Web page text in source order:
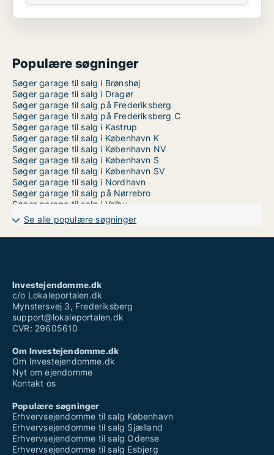
Populære søgninger
Søger garage til salg i Brønshøj
Søger garage til salg i Dragør
Søger garage til salg på Frederiksberg
Søger garage til salg på Frederiksberg C
Søger garage til salg i Kastrup
Søger garage til salg i København K
Søger garage til salg i København NV
Søger garage til salg i København S
Søger garage til salg i København SV
Søger garage til salg i Nordhavn
Søger garage til salg på Nørrebro
Søger garage til salg i Valby
Søger garage til salg i Vanløse
Søger garage til salg på Vesterbro
Søger garage til salg i Ørestad
Se alle populære søgninger
Investejendomme.dk
c/o Lokaleportalen.dk
Mynstersvej 3, Frederiksberg
support@lokaleportalen.dk
CVR: 29605610
Om Investejendomme.dk
Om Investejendomme.dk
Nyt om ejendomme
Kontakt os
Populære søgninger
Erhvervsejendomme til salg København
Erhvervsejendomme til salg Sjælland
Erhvervsejendomme til salg Odense
Erhvervsejendomme til salg Esbjerg